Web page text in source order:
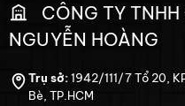
CÔNG TY
NGUYỄN HOÀNG
Trụ sở:1942/111/7 Tổ 20,
Bè, TP.HCM